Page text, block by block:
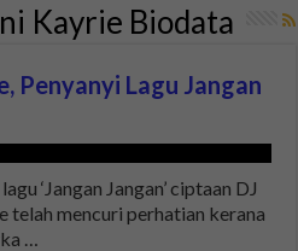
Kayrie Biodata
Penyanyi Lagu Jangan
‘Jangan Jangan’ ciptaan DJ
telah mencuri perhatian kerana
…